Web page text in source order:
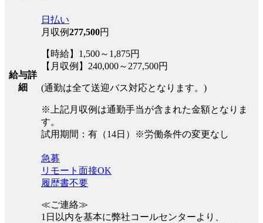
給与詳
細
日払い
月収例277,500円
【時給】1,500～1,875円
【月収例】240,000～277,500円
(通勤は全て送迎バス対応となります。)
※上記月収例は通勤手当が含まれた金額となりま
す。
試用期間：有（14日）※労働条件の変更なし
急募
リモート面接OK
履歴書不要
≪ご連絡≫
1日以内を基本に弊社コールセンターより、